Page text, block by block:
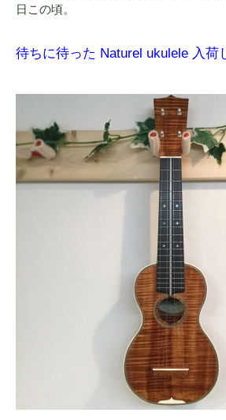
日この頃。
待ちに待った Naturel ukulele 入荷